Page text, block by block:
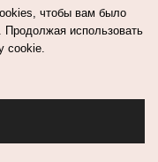
чтобы вам было
Продолжая использовать
cookie.